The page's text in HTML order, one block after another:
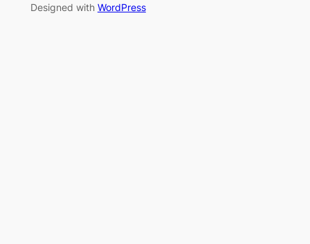
Designed with WordPress